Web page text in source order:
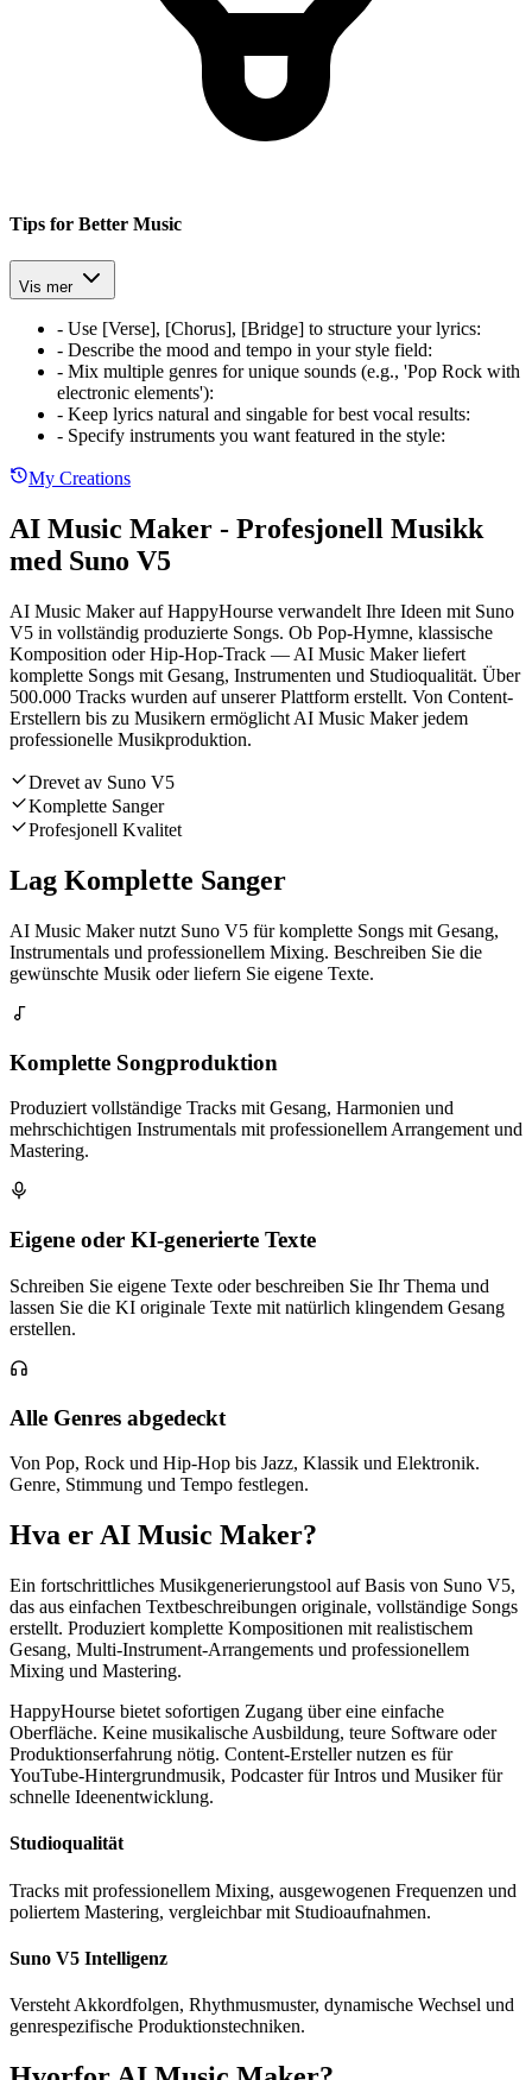
Tips for Better Music
Vis mer
- Use [Verse], [Chorus], [Bridge] to structure your lyrics:
- Describe the mood and tempo in your style field:
- Mix multiple genres for unique sounds (e.g., 'Pop Rock with
electronic elements'):
- Keep lyrics natural and singable for best vocal results:
- Specify instruments you want featured in the style:
My Creations
AI Music Maker - Profesjonell Musikk
med Suno V5
AI Music Maker auf HappyHourse verwandelt Ihre Ideen mit Suno
V5 in vollständig produzierte Songs. Ob Pop-Hymne, klassische
Komposition oder Hip-Hop-Track — AI Music Maker liefert
komplette Songs mit Gesang, Instrumenten und Studioqualität. Über
500.000 Tracks wurden auf unserer Plattform erstellt. Von Content-
Erstellern bis zu Musikern ermöglicht AI Music Maker jedem
professionelle Musikproduktion.
Drevet av Suno V5
Komplette Sanger
Profesjonell Kvalitet
Lag Komplette Sanger
AI Music Maker nutzt Suno V5 für komplette Songs mit Gesang,
Instrumentals und professionellem Mixing. Beschreiben Sie die
gewünschte Musik oder liefern Sie eigene Texte.
Komplette Songproduktion
Produziert vollständige Tracks mit Gesang, Harmonien und
mehrschichtigen Instrumentals mit professionellem Arrangement und
Mastering.
Eigene oder KI-generierte Texte
Schreiben Sie eigene Texte oder beschreiben Sie Ihr Thema und
lassen Sie die KI originale Texte mit natürlich klingendem Gesang
erstellen.
Alle Genres abgedeckt
Von Pop, Rock und Hip-Hop bis Jazz, Klassik und Elektronik.
Genre, Stimmung und Tempo festlegen.
Hva er AI Music Maker?
Ein fortschrittliches Musikgenerierungstool auf Basis von Suno V5,
das aus einfachen Textbeschreibungen originale, vollständige Songs
erstellt. Produziert komplette Kompositionen mit realistischem
Gesang, Multi-Instrument-Arrangements und professionellem
Mixing und Mastering.
HappyHourse bietet sofortigen Zugang über eine einfache
Oberfläche. Keine musikalische Ausbildung, teure Software oder
Produktionserfahrung nötig. Content-Ersteller nutzen es für
YouTube-Hintergrundmusik, Podcaster für Intros und Musiker für
schnelle Ideenentwicklung.
Studioqualität
Tracks mit professionellem Mixing, ausgewogenen Frequenzen und
poliertem Mastering, vergleichbar mit Studioaufnahmen.
Suno V5 Intelligenz
Versteht Akkordfolgen, Rhythmusmuster, dynamische Wechsel und
genrespezifische Produktionstechniken.